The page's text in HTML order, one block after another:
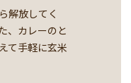
解放してく
、カレーのと
て手軽に玄米